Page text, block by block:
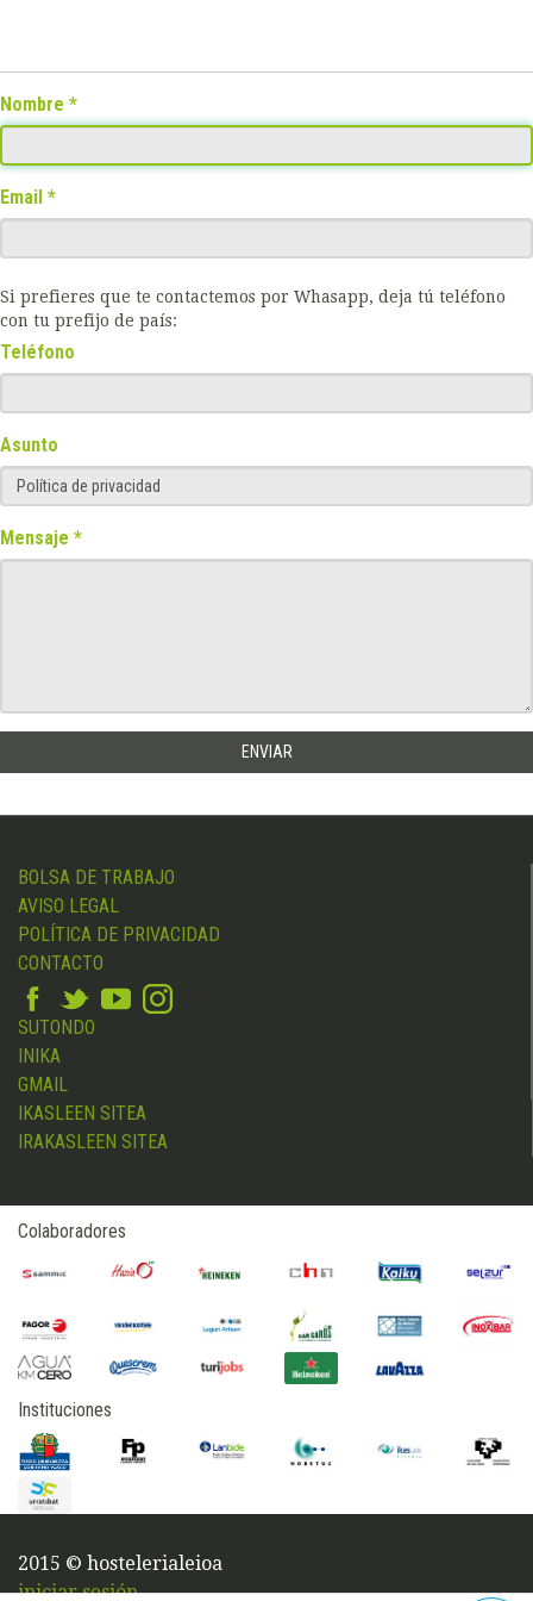
Nombre
Email
Si prefieres que te contactemos por Whasapp, deja tú teléfono
con tu prefijo de país:
Teléfono
Asunto
Mensaje
BOLSA DE TRABAJO
AVISO LEGAL
POLÍTICA DE PRIVACIDAD
CONTACTO
SUTONDO
INIKA
GMAIL
IKASLEEN SITEA
IRAKASLEEN SITEA
Colaboradores
Instituciones
2015 © hostelerialeioa
iniciar sesión